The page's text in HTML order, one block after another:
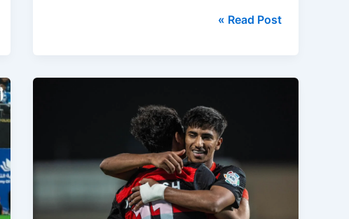
ملخص
المثير
القاتل
Read Post »